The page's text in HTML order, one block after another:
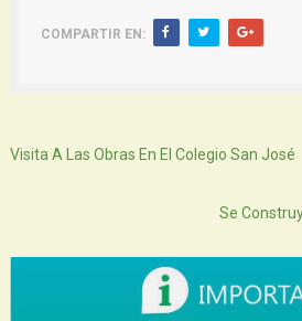
COMPARTIR EN:
Visita A Las Obras En El Colegio San José
Se